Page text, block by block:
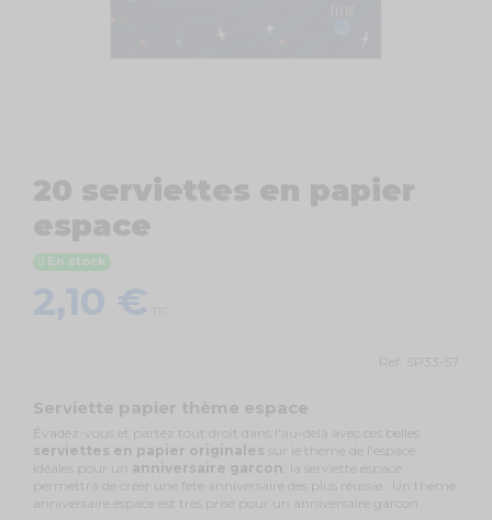
20 serviettes en papier
espace
En stock
2,10 €
Ref. SP33-57
Serviette papier thème espace
Évadez-vous et partez tout droit dans l'au-delà avec ces belles
serviettes en papier originales sur le thème de l'espace.
Idéales pour un
anniversaire garcon
, la serviette espace
permettra de créer une fete anniversaire des plus réussie. Un theme
anniversaire espace est très prisé pour un anniversaire garcon.